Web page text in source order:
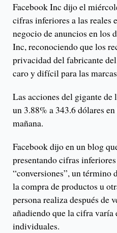
Facebook Inc dijo el
cifras inferiores a las reales
negocio de anuncios en los
Inc, reconociendo que los
privacidad del fabricante
caro y difícil para las
Las acciones del gigante de
un 3.88% a 343.6 dólares
mañana.
Facebook dijo en un blog
presentando cifras
“conversiones”, un término
la compra de productos u
persona realiza después de
añadiendo que la cifra varía
individuales.